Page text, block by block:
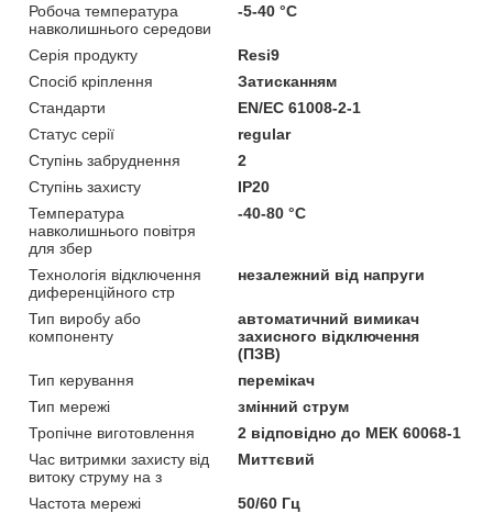
Робоча температура
навколишнього середови
-5-40 °C
Серія продукту
Resi9
Спосіб кріплення
Затисканням
Стандарти
EN/EC 61008-2-1
Статус серії
regular
Ступінь забруднення
2
Ступінь захисту
IP20
Температура
навколишнього повітря
для збер
-40-80 °C
Технологія відключення
диференційного стр
незалежний від напруги
Тип виробу або
компоненту
автоматичний вимикач
захисного відключення
(ПЗВ)
Тип керування
перемікач
Тип мережі
змінний струм
Тропічне виготовлення
2 відповідно до МЕК 60068-1
Час витримки захисту від
витоку струму на з
Миттєвий
Частота мережі
50/60 Гц